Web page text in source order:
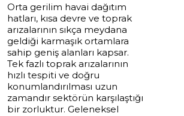
Orta gerilim havai dağıtım
hatları, kısa devre ve toprak
arızalarının sıkça meydana
geldiği karmaşık ortamlara
sahip geniş alanları kapsar.
Tek fazlı toprak arızalarının
hızlı tespiti ve doğru
konumlandırılması uzun
zamandır sektörün karşılaştığı
bir zorluktur. Geleneksel